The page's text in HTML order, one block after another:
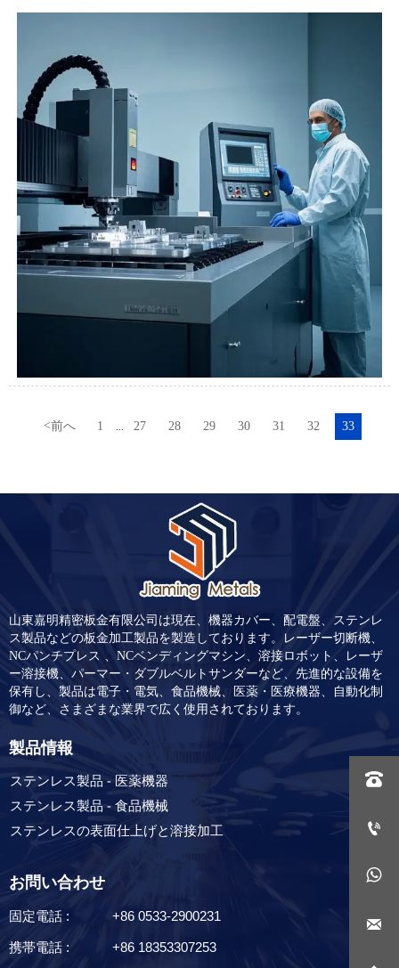
介。高精度加工が求められる医療機器分野での当社の
<前へ 1 27 28 29 30 31 32 33
山東嘉明精密板金有限公司は現在、機器カバー、配電盤、ステンレ
ス製品などの板金加工製品を製造しております。レーザー切断機、
NCパンチプレス 、NCベンディングマシン、溶接ロボット、レーザ
ー溶接機、パーマー・ダブルベルトサンダーなど、先進的な設備を
保有し、製品は電子・電気、食品機械、医薬・医療機器、自動化制
御など、さまざまな業界で広く使用されております。
製品情報
ステンレス製品 - 医薬機器
ステンレス製品 - 食品機械
ステンレスの表面仕上げと溶接加工
お問い合わせ
固定電話 : +86 0533-2900231
携帯電話 : +86 18353307253



